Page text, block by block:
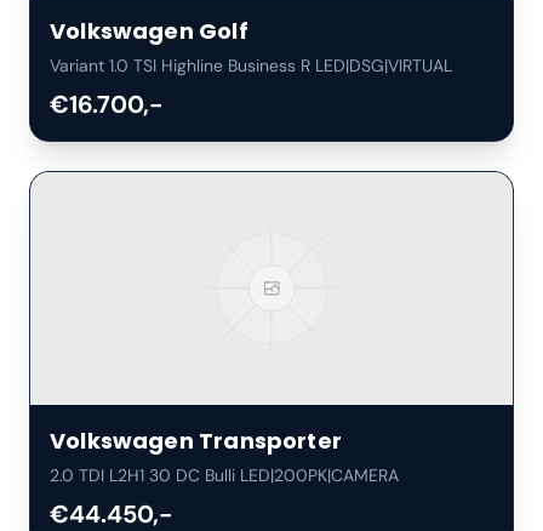
Volkswagen Golf
Variant 1.0 TSI Highline Business R LED|DSG|VIRTUAL
€16.700,-
Volkswagen Transporter
2.0 TDI L2H1 30 DC Bulli LED|200PK|CAMERA
€44.450,-